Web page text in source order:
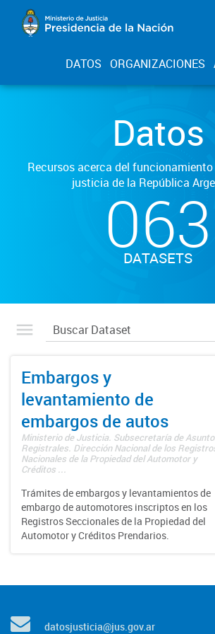
DATOS ORGANIZACIONES
Datos
Recursos acerca del
justicia de la República
063
DATASETS
Embargos y
levantamiento de
embargos de autos
Ministerio de Justicia. Subsecretaría de
Registrales. Dirección Nacional de los
Nacionales de la Propiedad del Automotor y
Créditos ...
Trámites de embargos y levantamientos de
embargo de automotores inscriptos en los
Registros Seccionales de la Propiedad del
Automotor y Créditos Prendarios.
datosjusticia@jus.gov.ar